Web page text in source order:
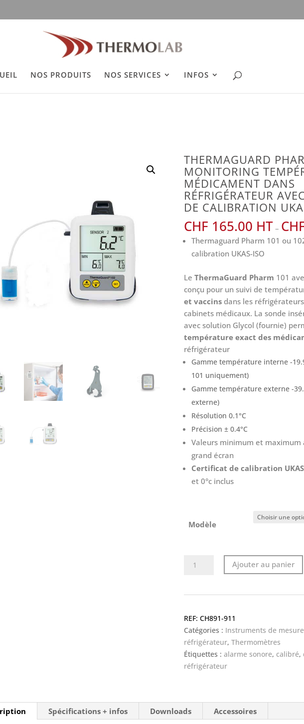
NOS PRODUITS NOS SERVICES INFOS
THERMAGUARD
MONITORING
MÉDICAMENT DANS
RÉFRIGÉRATEUR
DE CALIBRATION
CHF 165.00 –
Thermaguard Pharm 101 ou
calibration UKAS-ISO
Le ThermaGuard Pharm 101
conçu pour un suivi de
et vaccinsdans les
cabinets médicaux. La sonde
avec solution Glycol (fournie)
température exact des
réfrigérateur
Gamme température interne -
101 uniquement)
Gamme température externe -
externe)
Résolution 0.1°C
Précision ± 0.4°C
Valeurs minimum et maximum
grand écran
Certificat de calibration
et 0°c inclus
Modèle
quantité
Pharm,
température
médicament
dans
réfrigérateur
avec
calibration
UKAS
Ajouter au panier
CH891-911
Catégories : Instruments de mesure
réfrigérateur, Thermomètres
Étiquettes : alarme sonore, calibré,
réfrigérateur
Spécifications + infos Downloads Accessoires